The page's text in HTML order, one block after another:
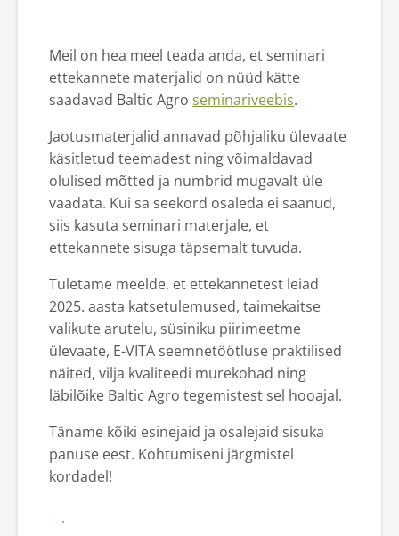
Meil on hea meel teada anda, et seminari
ettekannete materjalid on nüüd kätte
saadavad Baltic Agro seminariveebis.
Jaotusmaterjalid annavad põhjaliku ülevaate
käsitletud teemadest ning võimaldavad
olulised mõtted ja numbrid mugavalt üle
vaadata. Kui sa seekord osaleda ei saanud,
siis kasuta seminari materjale, et
ettekannete sisuga täpsemalt tuvuda.
Tuletame meelde, et ettekannetest leiad
2025. aasta katsetulemused, taimekaitse
valikute arutelu, süsiniku piirimeetme
ülevaate, E-VITA seemnetöötluse praktilised
näited, vilja kvaliteedi murekohad ning
läbilõike Baltic Agro tegemistest sel hooajal.
Täname kõiki esinejaid ja osalejaid sisuka
panuse eest. Kohtumiseni järgmistel
kordadel!
Tutvu seminari materjalidega
Meist